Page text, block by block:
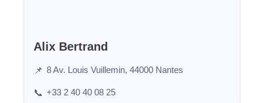
Alix Bertrand
📌 8 Av. Louis Vuillemin, 44000 Nantes
📞 +33 2 40 40 08 25